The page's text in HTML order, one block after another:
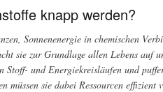
knapp werden?
Sonnenenergie in chemischen
sie zur Grundlage allen Lebens auf
Stoff- und Energiekreisläufen und
sie dabei Ressourcen effizient